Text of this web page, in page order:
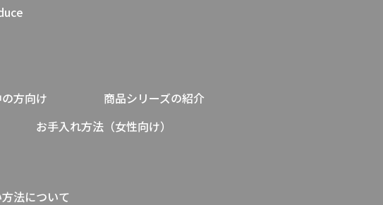
方向け
商品シリーズの紹介
お手入れ方法（女性向け）
法について